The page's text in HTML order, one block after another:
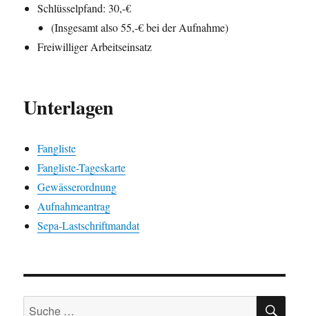
Schlüsselpfand: 30,-€
(Insgesamt also 55,-€ bei der Aufnahme)
Freiwilliger Arbeitseinsatz
Unterlagen
Fangliste
Fangliste-Tageskarte
Gewässerordnung
Aufnahmeantrag
Sepa-Lastschriftmandat
Suche